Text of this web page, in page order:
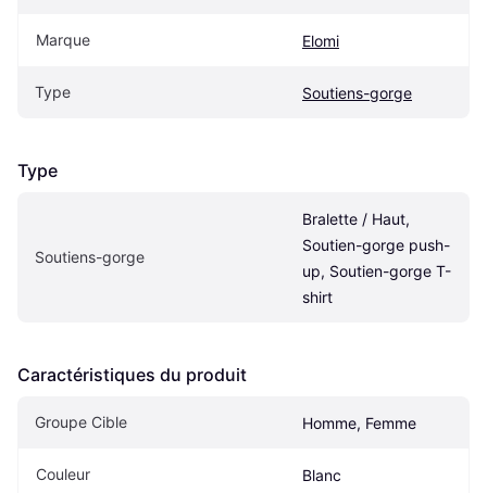
Marque Elomi
Type Soutiens-gorge
Type
Soutiens-gorge
Bralette / Haut,
Soutien-gorge push-
up, Soutien-gorge T-
shirt
Caractéristiques du produit
Groupe Cible Homme, Femme
Couleur Blanc